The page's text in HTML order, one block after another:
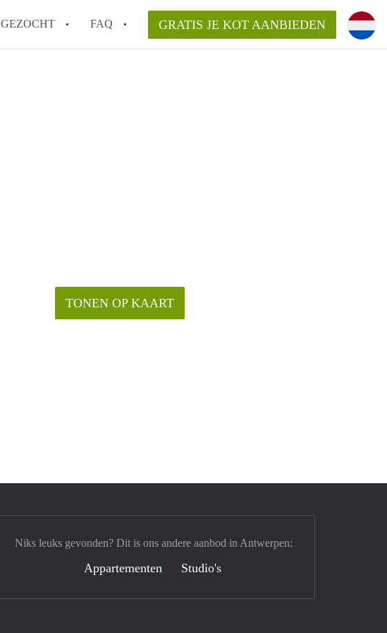
GEZOCHT FAQ GRATIS JE KOT AANBIEDEN
TONEN OP KAART
Niks leuks gevonden? Dit is ons andere aanbod in Antwerpen:
Appartementen Studio's